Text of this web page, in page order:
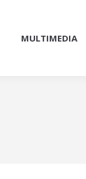
MULTIMEDIA